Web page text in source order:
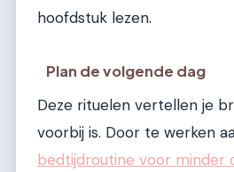
hoofdstuk lezen.
Plan de volgende dag
Deze rituelen vertellen je
voorbij is. Door te werken
bedtijdroutine voor minder